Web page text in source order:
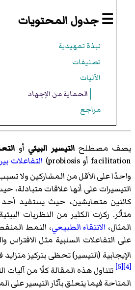
☰ جدول المحتويات
نبذة تمهيدية
تصنيفات
الآليات
الحماية من الإجهاد
مراجع
يصف مصطلح التيسير البيئي أو
facilitation أو probiosis)
التفاعلات
واحدًا على الأقل من المشاركين ولا
التيسيرات على أنها علاقات متبادلة،
كائنين متعايشين، حيث يستفيد أحد
متأثر. ركزت الكثير من النظريات
المثال، الانتقاء الطبيعي، النمط
على التفاعلات السلبية مثل الافتراس
الإيجابية (التيسير) تحظى بتركيز
[4]
[5]
تتناول هذه المقالة كلًا من آليات
المتاحة فيما يتعلق بآثار التيسير على